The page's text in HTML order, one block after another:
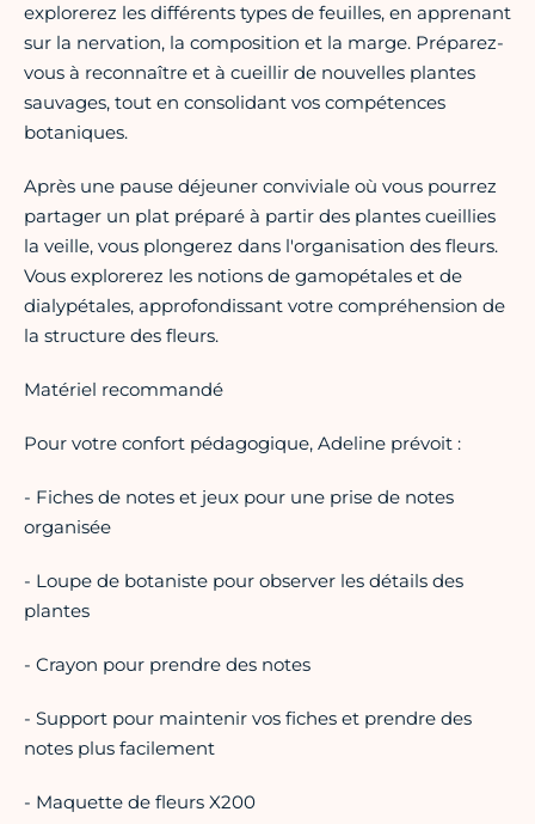
explorerez les différents types de feuilles, en apprenant
sur la nervation, la composition et la marge. Préparez-
vous à reconnaître et à cueillir de nouvelles plantes
sauvages, tout en consolidant vos compétences
botaniques.
Après une pause déjeuner conviviale où vous pourrez
partager un plat préparé à partir des plantes cueillies
la veille, vous plongerez dans l'organisation des fleurs.
Vous explorerez les notions de gamopétales et de
dialypétales, approfondissant votre compréhension de
la structure des fleurs.
Matériel recommandé
Pour votre confort pédagogique, Adeline prévoit :
- Fiches de notes et jeux pour une prise de notes
organisée
- Loupe de botaniste pour observer les détails des
plantes
- Crayon pour prendre des notes
- Support pour maintenir vos fiches et prendre des
notes plus facilement
- Maquette de fleurs X200